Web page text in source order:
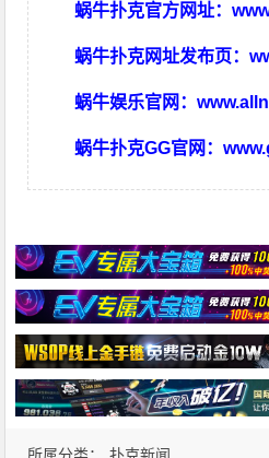
蜗牛扑克官方网址：
蜗牛扑克网址发布页：
蜗牛娱乐官网：
蜗牛扑克GG官网：
所属分类： 扑克新闻